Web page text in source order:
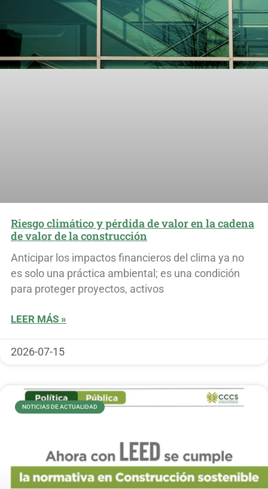
Riesgo climático y pérdida de valor en la cadena
de valor de la construcción
Anticipar los impactos financieros del clima ya no
es solo una práctica ambiental; es una condición
para proteger proyectos, activos
LEER MÁS »
2026-07-15
NOTICIAS DE ACTUALIDAD